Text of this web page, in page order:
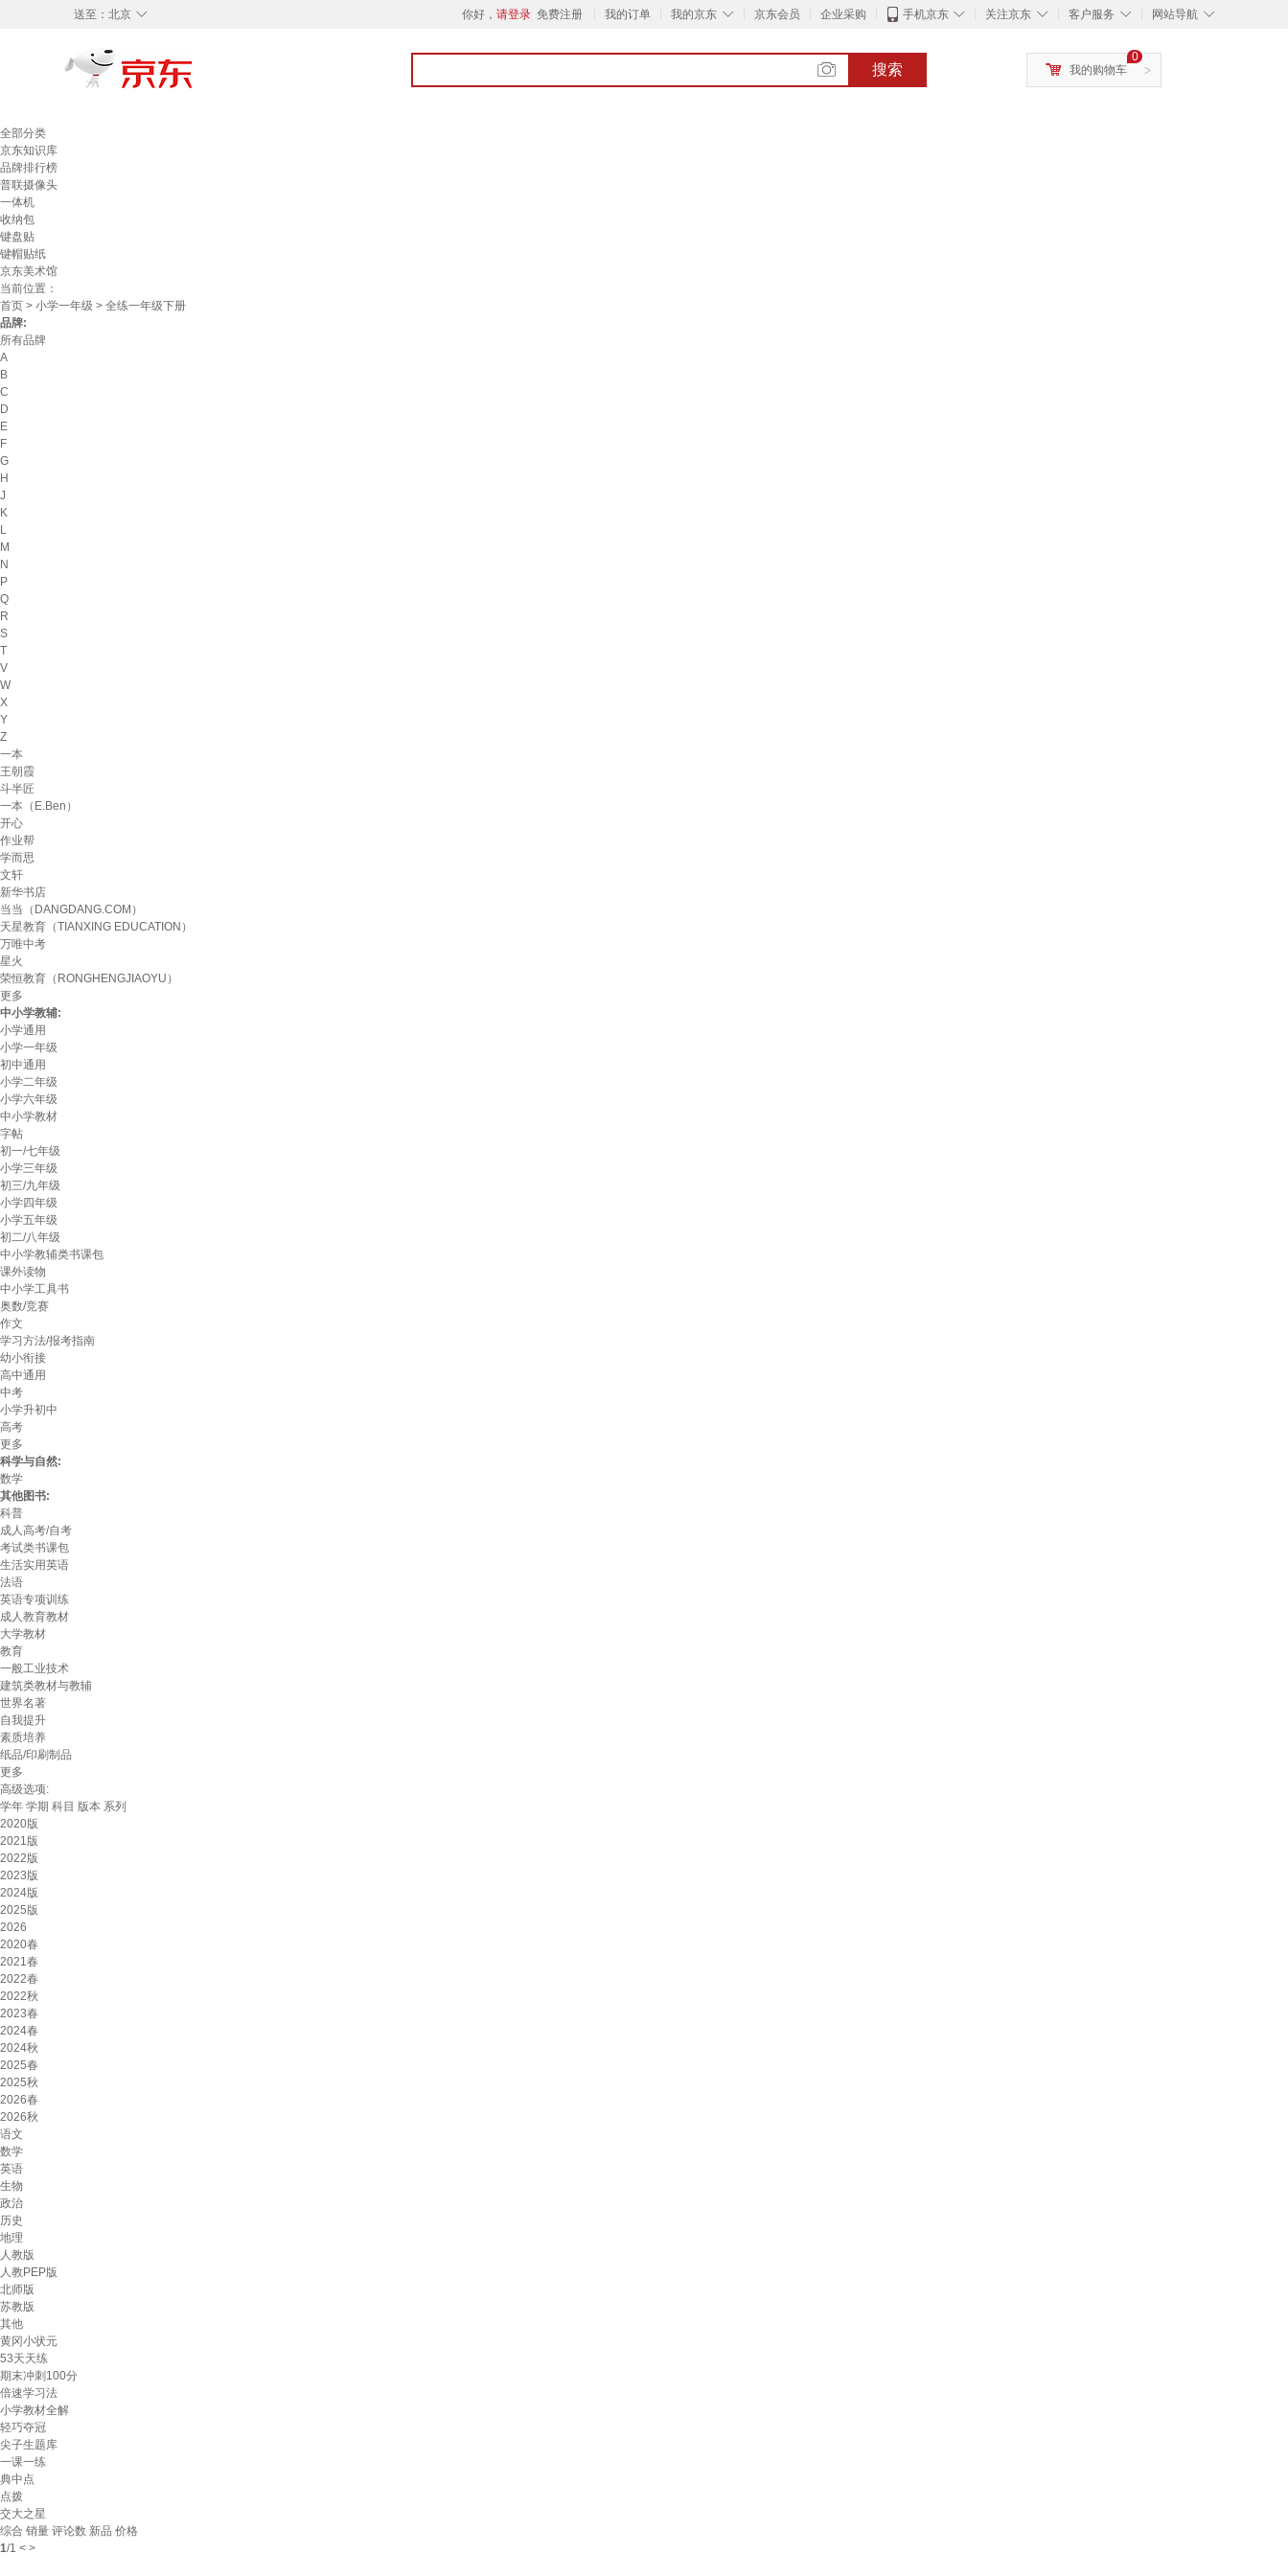
◇
送至： 北京 你好， 请登录 免费注册 我的订单 ◇
我的京东 京东会员 企业采购 ◇
手机京东 ◇
关注京东 ◇
客户服务 ◇
网站导航
搜索 >
0
我的购物车
全部分类
京东知识库
品牌排行榜
普联摄像头
一体机
收纳包
键盘贴
键帽贴纸
京东美术馆
当前位置：
首页 > 小学一年级 > 全练一年级下册
品牌:
所有品牌
A
B
C
D
E
F
G
H
J
K
L
M
N
P
Q
R
S
T
V
W
X
Y
Z
一本
王朝霞
斗半匠
一本（E.Ben）
开心
作业帮
学而思
文轩
新华书店
当当（DANGDANG.COM）
天星教育（TIANXING EDUCATION）
万唯中考
星火
荣恒教育（RONGHENGJIAOYU）
更多
中小学教辅:
小学通用
小学一年级
初中通用
小学二年级
小学六年级
中小学教材
字帖
初一/七年级
小学三年级
初三/九年级
小学四年级
小学五年级
初二/八年级
中小学教辅类书课包
课外读物
中小学工具书
奥数/竞赛
作文
学习方法/报考指南
幼小衔接
高中通用
中考
小学升初中
高考
更多
科学与自然:
数学
其他图书:
科普
成人高考/自考
考试类书课包
生活实用英语
法语
英语专项训练
成人教育教材
大学教材
教育
一般工业技术
建筑类教材与教辅
世界名著
自我提升
素质培养
纸品/印刷制品
更多
高级选项:
学年 学期 科目 版本 系列
2020版
2021版
2022版
2023版
2024版
2025版
2026
2020春
2021春
2022春
2022秋
2023春
2024春
2024秋
2025春
2025秋
2026春
2026秋
语文
数学
英语
生物
政治
历史
地理
人教版
人教PEP版
北师版
苏教版
其他
黄冈小状元
53天天练
期末冲刺100分
倍速学习法
小学教材全解
轻巧夺冠
尖子生题库
一课一练
典中点
点拨
交大之星
综合 销量 评论数 新品 价格
1/1 < >